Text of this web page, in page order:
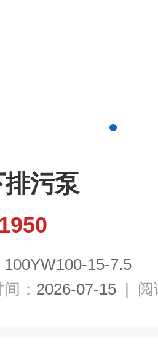
污泵
100YW100-15-7.5
： 2026-07-15 | 阅